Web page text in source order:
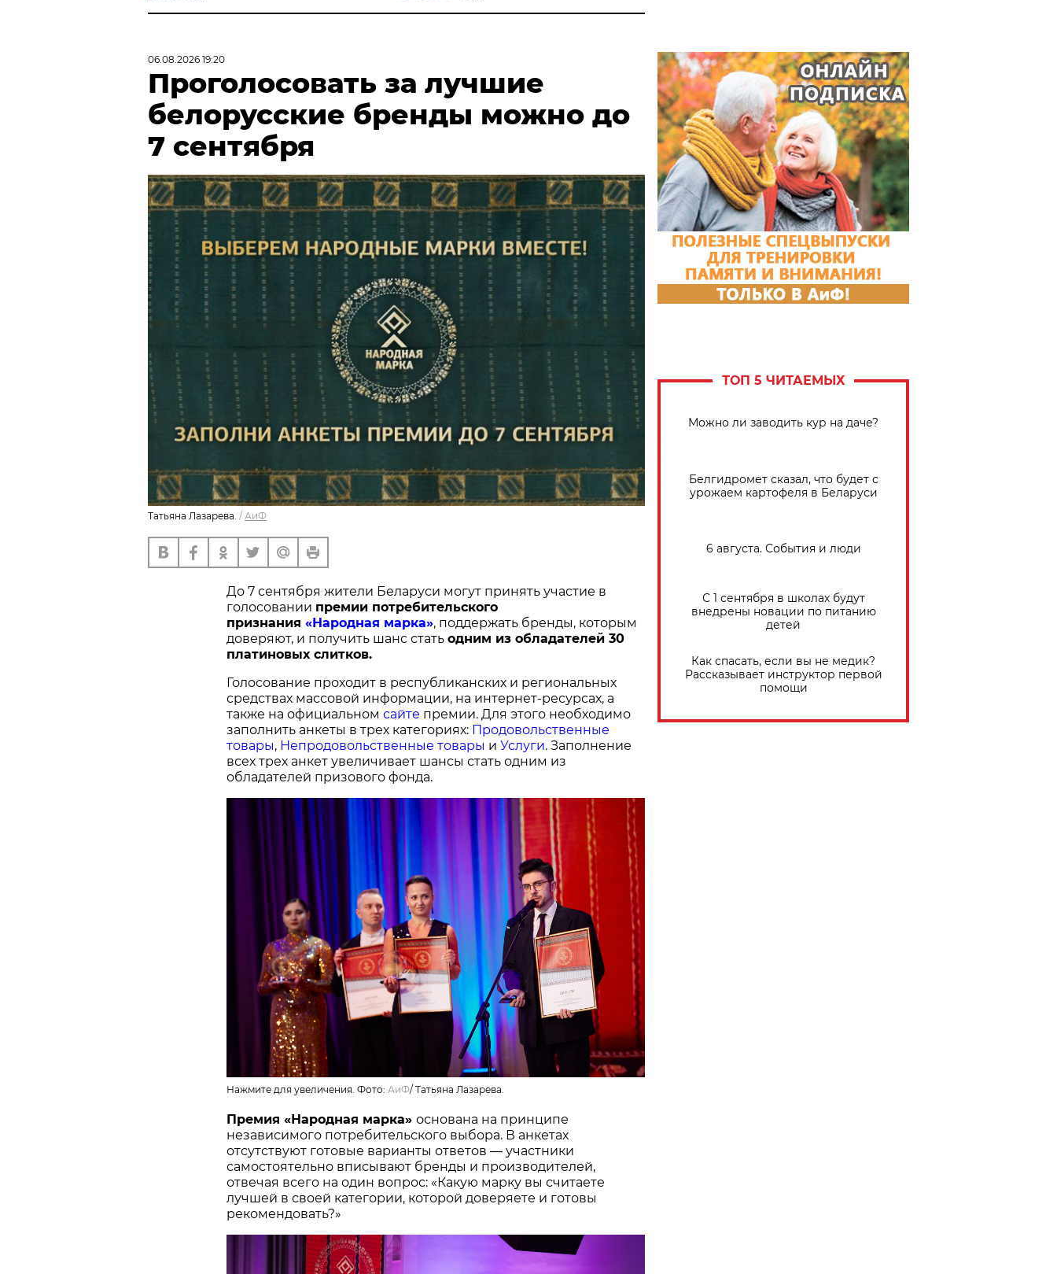
06.08.2026 19:20
Проголосовать за лучшие
белорусские бренды можно до
7 сентября
Татьяна Лазарева. / АиФ
До 7 сентября жители Беларуси могут принять участие в
голосовании премии потребительского
признания «Народная марка», поддержать бренды, которым
доверяют, и получить шанс стать одним из обладателей 30
платиновых слитков.
Голосование проходит в республиканских и региональных
средствах массовой информации, на интернет-ресурсах, а
также на официальном сайте премии. Для этого необходимо
заполнить анкеты в трех категориях: Продовольственные
товары, Непродовольственные товары и Услуги. Заполнение
всех трех анкет увеличивает шансы стать одним из
обладателей призового фонда.
Нажмите для увеличения. Фото: АиФ/ Татьяна Лазарева.
Премия «Народная марка» основана на принципе
независимого потребительского выбора. В анкетах
отсутствуют готовые варианты ответов — участники
самостоятельно вписывают бренды и производителей,
отвечая всего на один вопрос: «Какую марку вы считаете
лучшей в своей категории, которой доверяете и готовы
рекомендовать?»
ТОП 5 ЧИТАЕМЫХ
Можно ли заводить кур на даче?
Белгидромет сказал, что будет с
урожаем картофеля в Беларуси
6 августа. События и люди
С 1 сентября в школах будут
внедрены новации по питанию
детей
Как спасать, если вы не медик?
Рассказывает инструктор первой
помощи